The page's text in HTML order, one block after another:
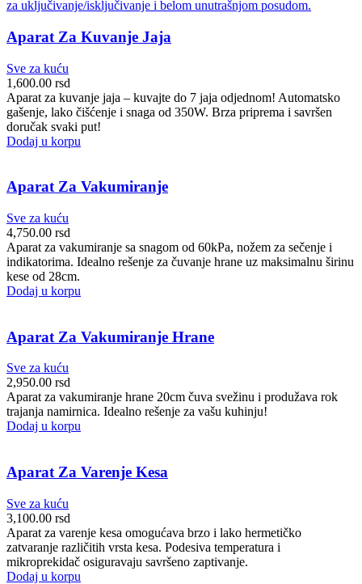
Aparat Za Kuvanje Jaja
Sve za kuću
1,600.00 rsd
Aparat za kuvanje jaja – kuvajte do 7 jaja odjednom! Automatsko
gašenje, lako čišćenje i snaga od 350W. Brza priprema i savršen
doručak svaki put!
Dodaj u korpu
Aparat Za Vakumiranje
Sve za kuću
4,750.00 rsd
Aparat za vakumiranje sa snagom od 60kPa, nožem za sečenje i
indikatorima. Idealno rešenje za čuvanje hrane uz maksimalnu širinu
kese od 28cm.
Dodaj u korpu
Aparat Za Vakumiranje Hrane
Sve za kuću
2,950.00 rsd
Aparat za vakumiranje hrane 20cm čuva svežinu i produžava rok
trajanja namirnica. Idealno rešenje za vašu kuhinju!
Dodaj u korpu
Aparat Za Varenje Kesa
Sve za kuću
3,100.00 rsd
Aparat za varenje kesa omogućava brzo i lako hermetičko
zatvaranje različitih vrsta kesa. Podesiva temperatura i
mikroprekidač osiguravaju savršeno zaptivanje.
Dodaj u korpu